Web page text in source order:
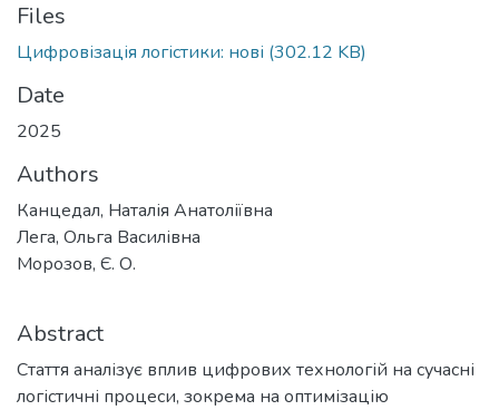
Files
Цифровізація логістики: нові (302.12 KB)
Date
2025
Authors
Канцедал, Наталія Анатоліївна
Лега, Ольга Василівна
Морозов, Є. О.
Abstract
Стаття аналізує вплив цифрових технологій на сучасні
логістичні процеси, зокрема на оптимізацію